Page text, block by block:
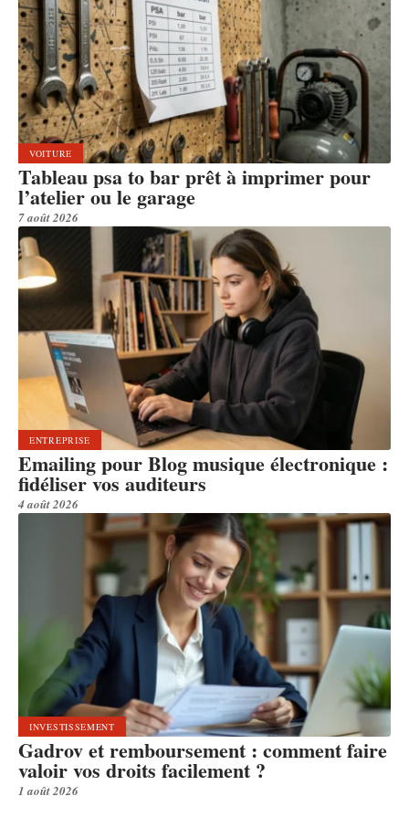
VOITURE
Tableau psa to bar prêt à imprimer pour
l’atelier ou le garage
7 août 2026
ENTREPRISE
Emailing pour Blog musique électronique :
fidéliser vos auditeurs
4 août 2026
INVESTISSEMENT
Gadrov et remboursement : comment faire
valoir vos droits facilement ?
1 août 2026